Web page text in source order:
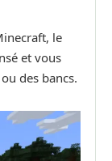
le
et vous
des bancs.